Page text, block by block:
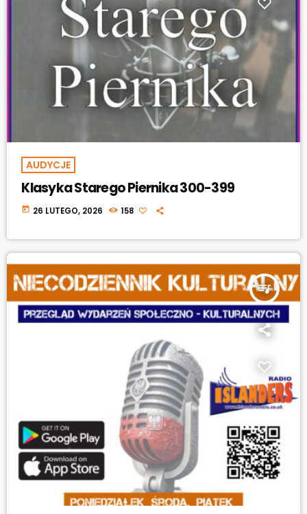
AUDYCJE
Klasyka Starego Piernika 300-399
today 26 LUTEGO, 2026 158
queue_music